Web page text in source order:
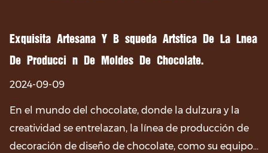
Exquisita Artesanía Y Búsqueda Artística De La Línea
De Producción De Moldes De Chocolate.
2024-09-09
En el mundo del chocolate, donde la dulzura y la
creatividad se entrelazan, la línea de producción de
decoración de diseño de chocolate, como su equipo...